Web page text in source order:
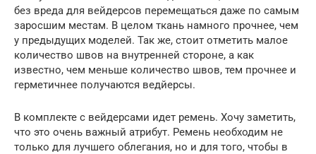
без вреда для вейдерсов перемещаться даже по самым
заросшим местам. В целом ткань намного прочнее, чем
у предыдущих моделей. Так же, стоит отметить малое
количество швов на внутренней стороне, а как
известно, чем меньше количество швов, тем прочнее и
герметичнее получаются ведйерсы.
В комплекте с вейдерсами идет ремень. Хочу заметить,
что это очень важный атрибут. Ремень необходим не
только для лучшего облегания, но и для того, чтобы в